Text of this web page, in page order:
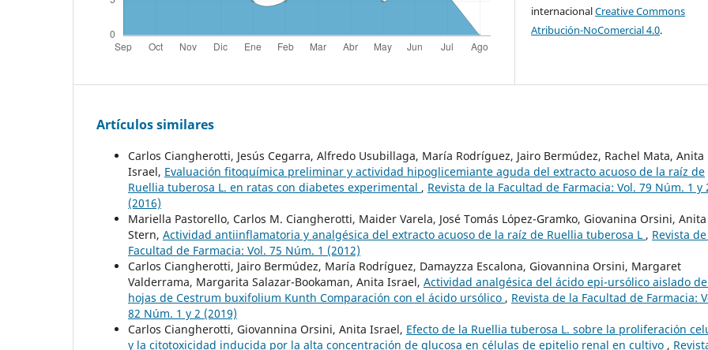
internacionalCreative Commons
Atribución-NoComercial 4.0.
Artículos similares
Carlos Ciangherotti, Jesús Cegarra, Alfredo Usubillaga, María Rodríguez, Jairo Bermúdez, Rachel Mata, Anita
Israel, Evaluación fitoquímica preliminar y actividad hipoglicemiante aguda del extracto acuoso de la raíz de
Ruellia tuberosa L. en ratas con diabetes experimental , Revista de la Facultad de Farmacia: Vol. 79 Núm. 1 y
(2016)
Mariella Pastorello, Carlos M. Ciangherotti, Maider Varela, José Tomás López-Gramko, Giovanina Orsini, Anita
Stern, Actividad antiinflamatoria y analgésica del extracto acuoso de la raíz de Ruellia tuberosa L , Revista
Facultad de Farmacia: Vol. 75 Núm. 1 (2012)
Carlos Ciangherotti, Jairo Bermúdez, María Rodríguez, Damayzza Escalona, Giovannina Orsini, Margaret
Valderrama, Margarita Salazar-Bookaman, Anita Israel, Actividad analgésica del ácido epi-ursólico aislado
hojas de Cestrum buxifolium Kunth Comparación con el ácido ursólico , Revista de la Facultad de Farmacia:
82 Núm. 1 y 2 (2019)
Carlos Ciangherotti, Giovannina Orsini, Anita Israel, Efecto de la Ruellia tuberosa L. sobre la proliferación
y la citotoxicidad inducida por la alta concentración de glucosa en células de epitelio renal en cultivo ,